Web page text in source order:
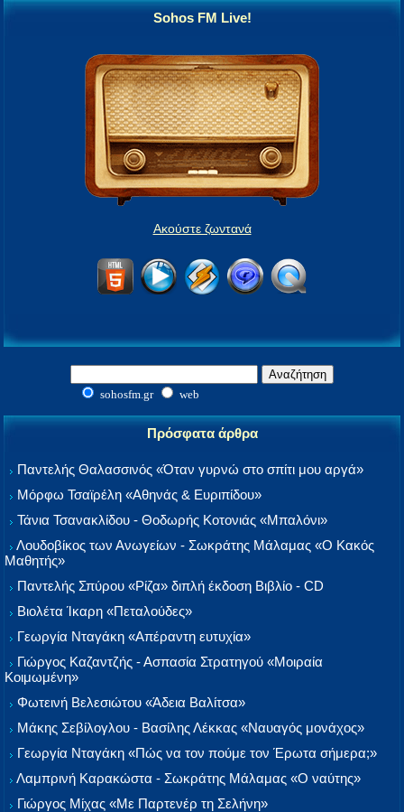
Sohos FM Live!
Ακούστε ζωντανά
sohosfm.gr web
Πρόσφατα άρθρα
Παντελής Θαλασσινός «Όταν γυρνώ στο σπίτι μου αργά»
Μόρφω Τσαϊρέλη «Αθηνάς & Ευριπίδου»
Τάνια Τσανακλίδου - Θοδωρής Κοτονιάς «Μπαλόνι»
Λουδοβίκος των Ανωγείων - Σωκράτης Μάλαμας «Ο Κακός
Μαθητής»
Παντελής Σπύρου «Ρίζα» διπλή έκδοση Βιβλίο - CD
Βιολέτα Ίκαρη «Πεταλούδες»
Γεωργία Νταγάκη «Aπέραντη ευτυχία»
Γιώργος Καζαντζής - Ασπασία Στρατηγού «Μοιραία
Κοιμωμένη»
Φωτεινή Βελεσιώτου «Άδεια Βαλίτσα»
Μάκης Σεβίλογλου - Βασίλης Λέκκας «Ναυαγός μονάχος»
Γεωργία Νταγάκη «Πώς να τον πούμε τον Έρωτα σήμερα;»
Λαμπρινή Καρακώστα - Σωκράτης Μάλαμας «Ο ναύτης»
Γιώργος Μίχας «Με Παρτενέρ τη Σελήνη»